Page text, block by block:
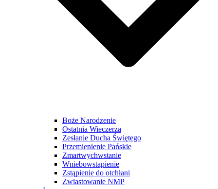
Boże Narodzenie
Ostatnia Wieczerza
Zesłanie Ducha Świętego
Przemienienie Pańskie
Zmartwychwstanie
Wniebowstąpienie
Zstąpienie do otchłani
Zwiastowanie NMP